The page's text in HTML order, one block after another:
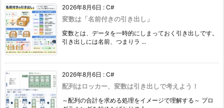
2026年8月6日 : C#
変数は「名前付きの引き出し」
変数とは、データを一時的にしまっておく引き出しです。
引き出しには名前、つまりラ ...
2026年8月6日 : C#
配列はロッカー、変数は引き出しで考えよう！
～配列の合計を求める処理をイメージで理解する～ プロ